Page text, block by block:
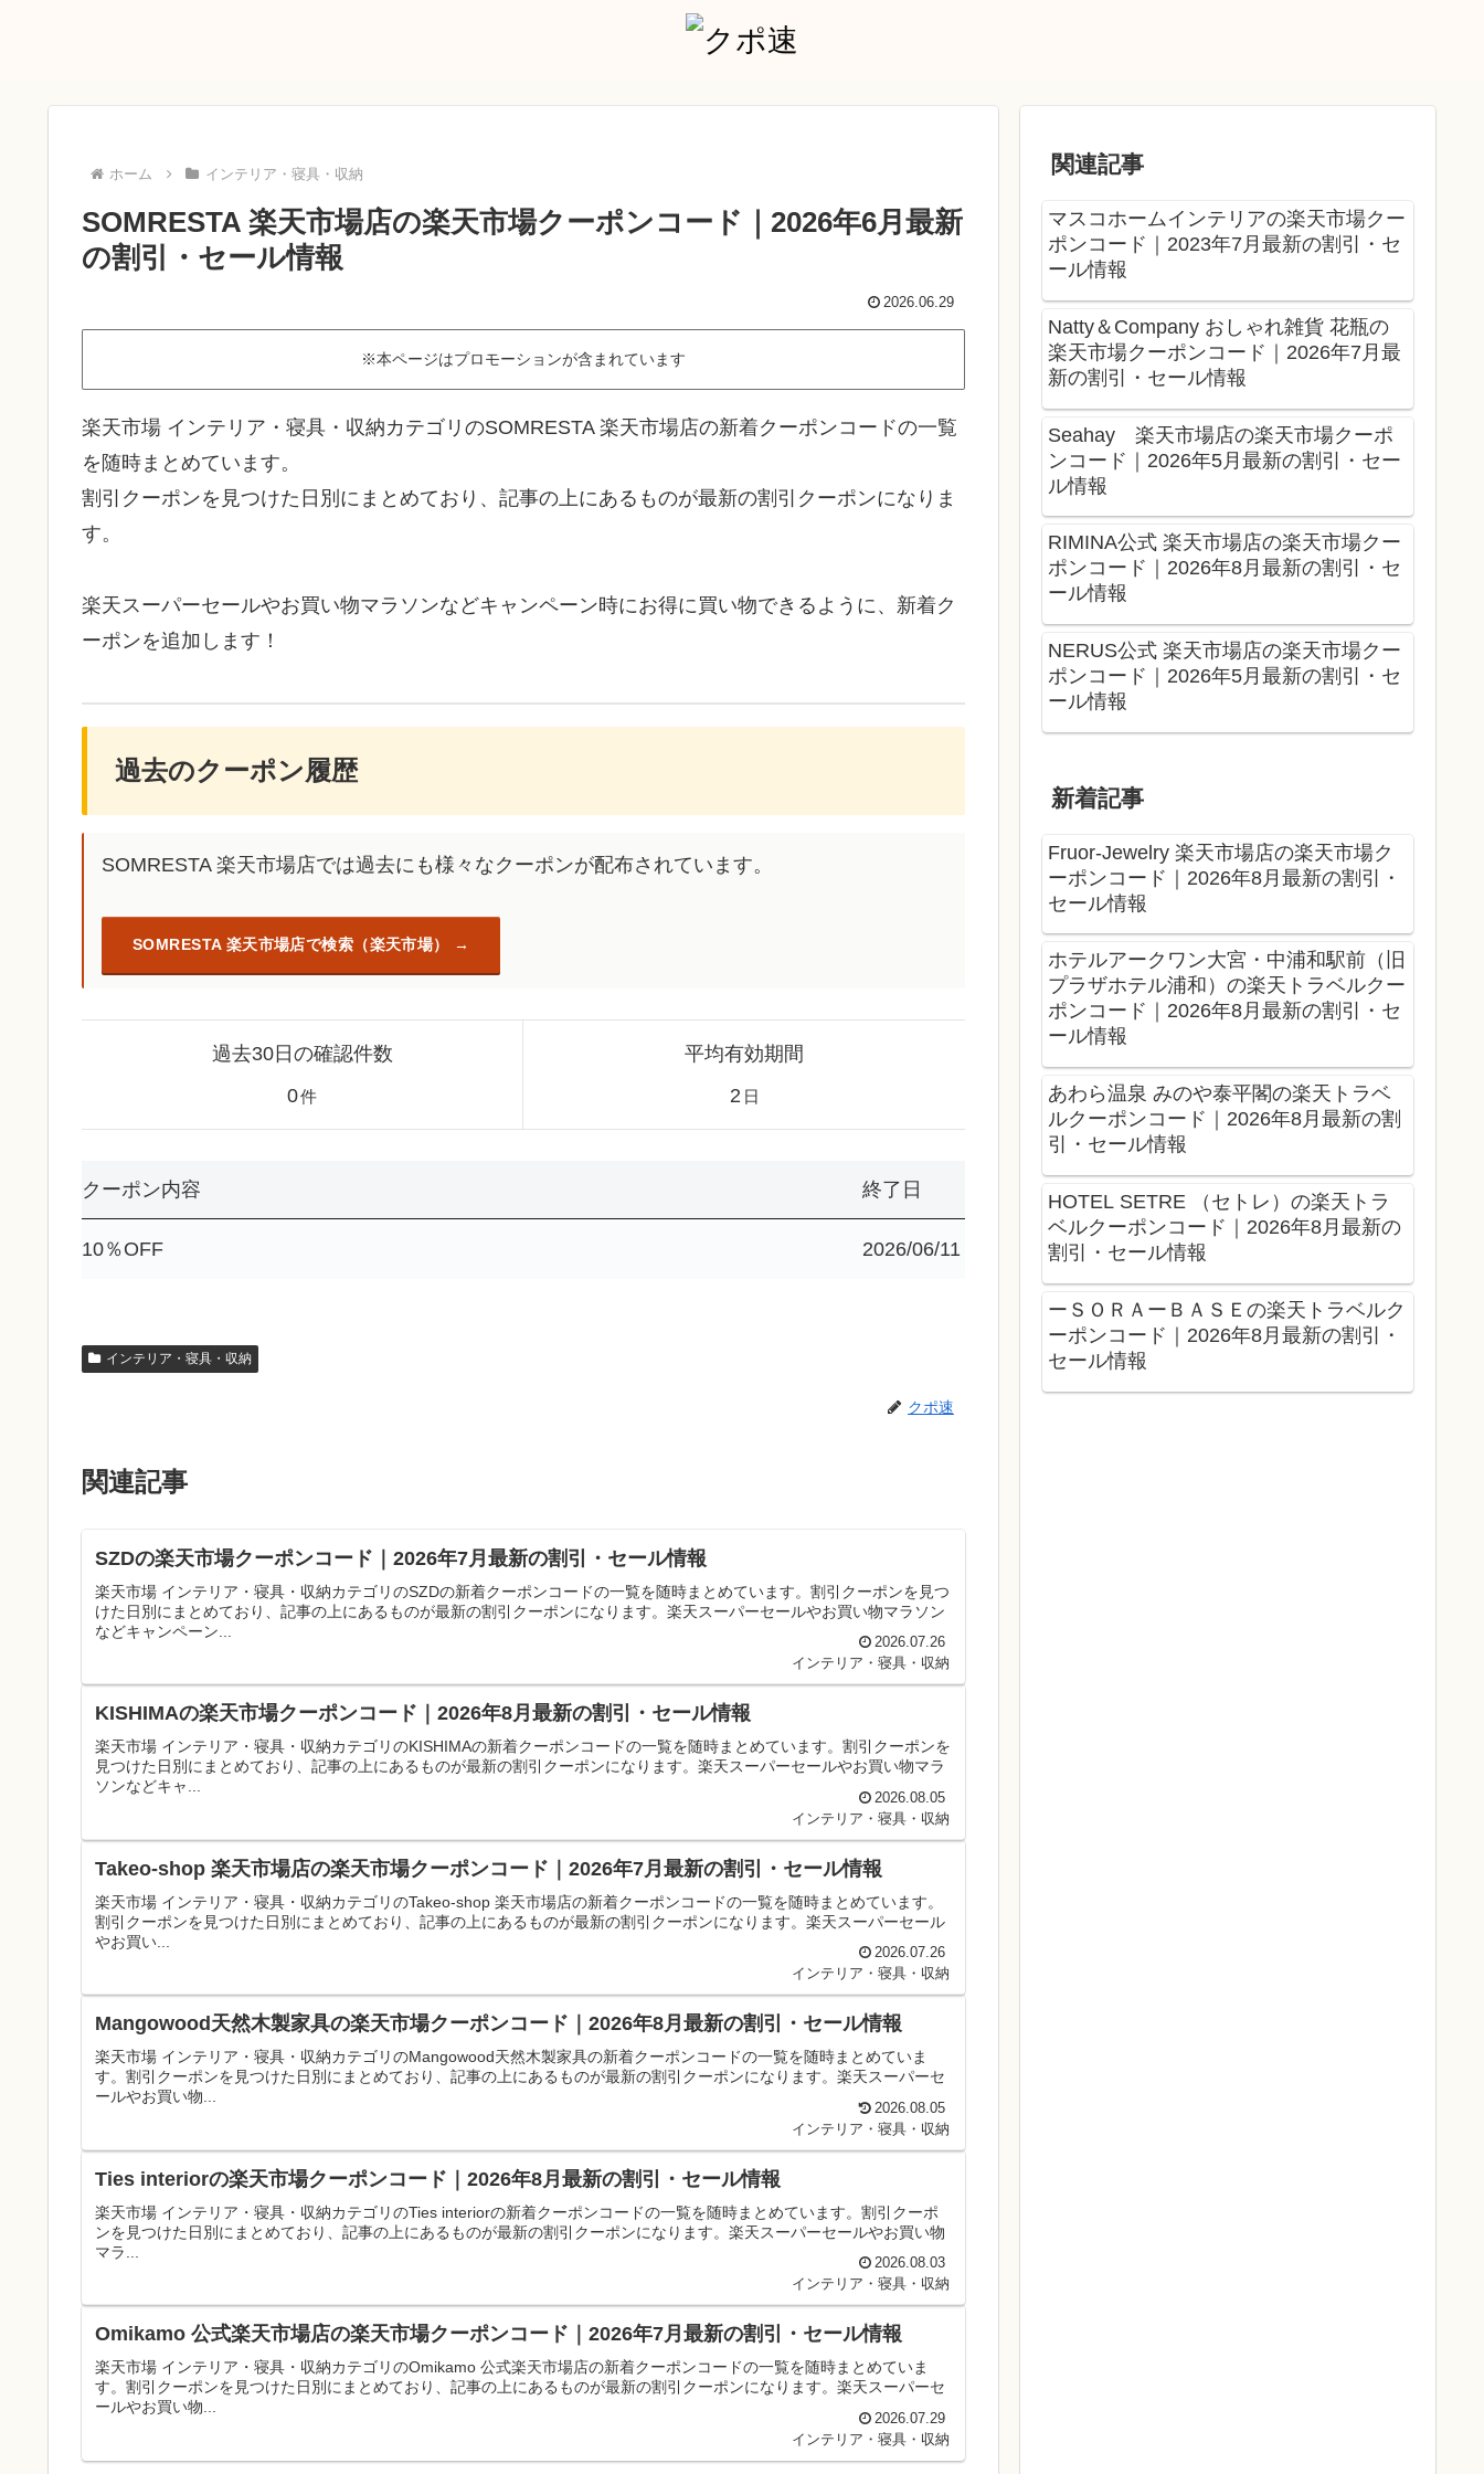
ホーム インテリア・寝具・収納
SOMRESTA 楽天市場店の楽天市場クーポンコード｜2026年6月最新
の割引・セール情報
2026.06.29
※本ページはプロモーションが含まれています
楽天市場 インテリア・寝具・収納カテゴリのSOMRESTA 楽天市場店の新着クーポンコードの一覧
を随時まとめています。
割引クーポンを見つけた日別にまとめており、記事の上にあるものが最新の割引クーポンになりま
す。
楽天スーパーセールやお買い物マラソンなどキャンペーン時にお得に買い物できるように、新着ク
ーポンを追加します！
過去のクーポン履歴
SOMRESTA 楽天市場店では過去にも様々なクーポンが配布されています。
SOMRESTA 楽天市場店で検索（楽天市場）
過去30日の確認件数
0件
平均有効期間
2 日
クーポン内容 終了日
10％OFF 2026/06/11
インテリア・寝具・収納
クポ速
関連記事
SZDの楽天市場クーポンコード｜2026年7月最新の割引・セール情報
楽天市場 インテリア・寝具・収納カテゴリのSZDの新着クーポンコードの一覧を随時まとめています。割引クーポンを見つ
けた日別にまとめており、記事の上にあるものが最新の割引クーポンになります。楽天スーパーセールやお買い物マラソン
などキャンペーン...
2026.07.26
インテリア・寝具・収納
KISHIMAの楽天市場クーポンコード｜2026年8月最新の割引・セール情報
楽天市場 インテリア・寝具・収納カテゴリのKISHIMAの新着クーポンコードの一覧を随時まとめています。割引クーポンを
見つけた日別にまとめており、記事の上にあるものが最新の割引クーポンになります。楽天スーパーセールやお買い物マラ
ソンなどキャ...
2026.08.05
インテリア・寝具・収納
Takeo-shop 楽天市場店の楽天市場クーポンコード｜2026年7月最新の割引・セール情報
楽天市場 インテリア・寝具・収納カテゴリのTakeo-shop 楽天市場店の新着クーポンコードの一覧を随時まとめています。
割引クーポンを見つけた日別にまとめており、記事の上にあるものが最新の割引クーポンになります。楽天スーパーセール
やお買い...
2026.07.26
インテリア・寝具・収納
Mangowood天然木製家具の楽天市場クーポンコード｜2026年8月最新の割引・セール情報
楽天市場 インテリア・寝具・収納カテゴリのMangowood天然木製家具の新着クーポンコードの一覧を随時まとめていま
す。割引クーポンを見つけた日別にまとめており、記事の上にあるものが最新の割引クーポンになります。楽天スーパーセ
ールやお買い物...
2026.08.05
インテリア・寝具・収納
Ties interiorの楽天市場クーポンコード｜2026年8月最新の割引・セール情報
楽天市場 インテリア・寝具・収納カテゴリのTies interiorの新着クーポンコードの一覧を随時まとめています。割引クーポ
ンを見つけた日別にまとめており、記事の上にあるものが最新の割引クーポンになります。楽天スーパーセールやお買い物
マラ...
2026.08.03
インテリア・寝具・収納
Omikamo 公式楽天市場店の楽天市場クーポンコード｜2026年7月最新の割引・セール情報
楽天市場 インテリア・寝具・収納カテゴリのOmikamo 公式楽天市場店の新着クーポンコードの一覧を随時まとめていま
す。割引クーポンを見つけた日別にまとめており、記事の上にあるものが最新の割引クーポンになります。楽天スーパーセ
ールやお買い物...
2026.07.29
インテリア・寝具・収納
関連記事
マスコホームインテリアの楽天市場クー
ポンコード｜2023年7月最新の割引・セ
ール情報
Natty＆Company おしゃれ雑貨 花瓶の
楽天市場クーポンコード｜2026年7月最
新の割引・セール情報
Seahay 楽天市場店の楽天市場クーポ
ンコード｜2026年5月最新の割引・セー
ル情報
RIMINA公式 楽天市場店の楽天市場クー
ポンコード｜2026年8月最新の割引・セ
ール情報
NERUS公式 楽天市場店の楽天市場クー
ポンコード｜2026年5月最新の割引・セ
ール情報
新着記事
Fruor-Jewelry 楽天市場店の楽天市場ク
ーポンコード｜2026年8月最新の割引・
セール情報
ホテルアークワン大宮・中浦和駅前（旧
プラザホテル浦和）の楽天トラベルクー
ポンコード｜2026年8月最新の割引・セ
ール情報
あわら温泉 みのや泰平閣の楽天トラベ
ルクーポンコード｜2026年8月最新の割
引・セール情報
HOTEL SETRE （セトレ）の楽天トラ
ベルクーポンコード｜2026年8月最新の
割引・セール情報
ーＳＯＲＡーＢＡＳＥの楽天トラベルク
ーポンコード｜2026年8月最新の割引・
セール情報